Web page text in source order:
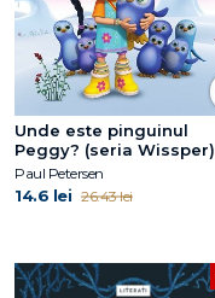
Unde este pinguinul
Peggy? (seria Wissper)
Paul Petersen
14.6 lei 26.43 lei